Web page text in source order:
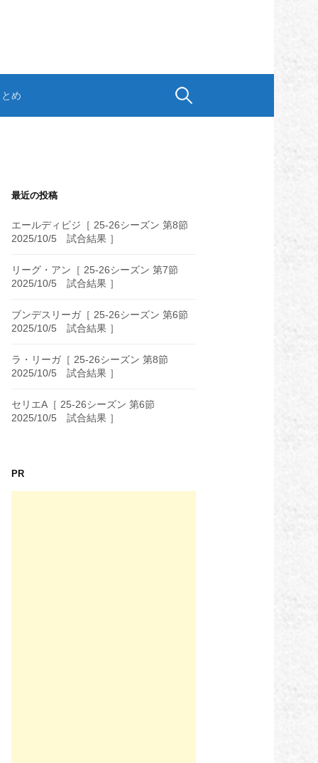
め 検
最近の投稿
エールディビジ［ 25-26シーズン 第8節
2025/10/5 試合結果 ］
リーグ・アン［ 25-26シーズン 第7節
2025/10/5 試合結果 ］
ブンデスリーガ［ 25-26シーズン 第6節
2025/10/5 試合結果 ］
ラ・リーガ［ 25-26シーズン 第8節
2025/10/5 試合結果 ］
セリエA［ 25-26シーズン 第6節
2025/10/5 試合結果 ］
PR